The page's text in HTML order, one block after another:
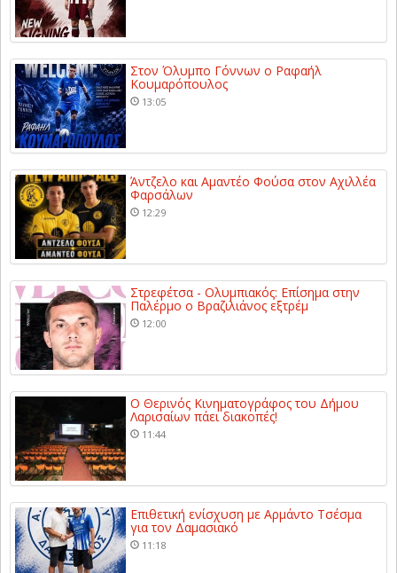
Στον Όλυμπο Γόννων ο Ραφαήλ
Κουμαρόπουλος
13:05
Άντζελο και Αμαντέο Φούσα στον Αχιλλέα
Φαρσάλων
12:29
Στρεφέτσα - Ολυμπιακός: Επίσημα στην
Παλέρμο ο Βραζιλιάνος εξτρέμ
12:00
Ο Θερινός Κινηματογράφος του Δήμου
Λαρισαίων πάει διακοπές!
11:44
Επιθετική ενίσχυση με Αρμάντο Τσέσμα
για τον Δαμασιακό
11:18